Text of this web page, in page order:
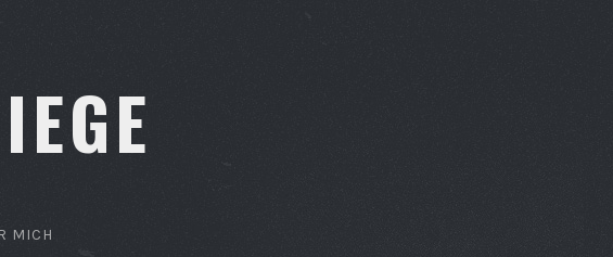
MICH